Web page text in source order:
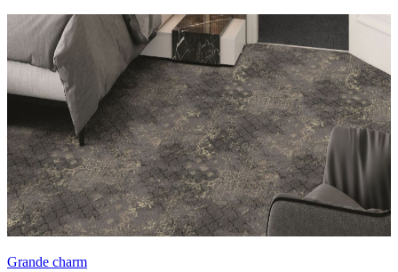
Grande charm